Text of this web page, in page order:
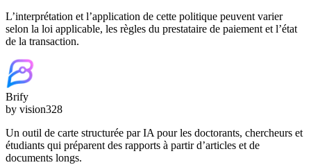
L’interprétation et l’application de cette politique peuvent varier
selon la loi applicable, les règles du prestataire de paiement et l’état
de la transaction.
Brify
by vision328
Un outil de carte structurée par IA pour les doctorants, chercheurs et
étudiants qui préparent des rapports à partir d’articles et de
documents longs.